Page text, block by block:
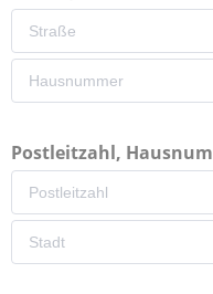
Postleitzahl,